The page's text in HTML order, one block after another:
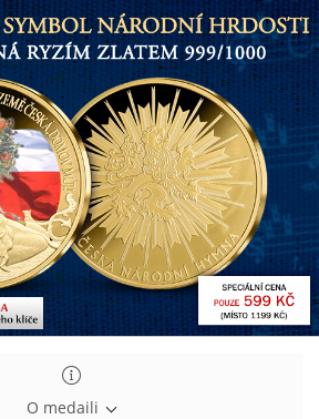
O medaili